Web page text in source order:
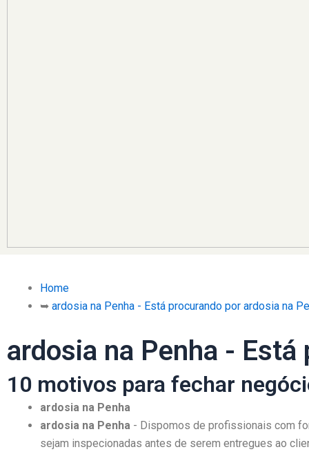
Home
➥ ardosia na Penha - Está procurando por ardosia na
ardosia na Penha -
10 motivos para fechar
ardosia na Penha
ardosia na Penha - Dispomos de profissionais com
sejam inspecionadas antes de serem entregues ao